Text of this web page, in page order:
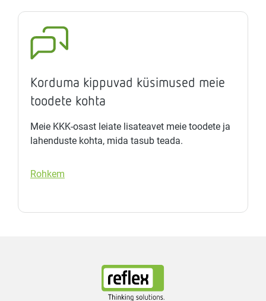
Korduma kippuvad küsimused meie
toodete kohta
Meie KKK-osast leiate lisateavet meie toodete ja
lahenduste kohta, mida tasub teada.
Rohkem